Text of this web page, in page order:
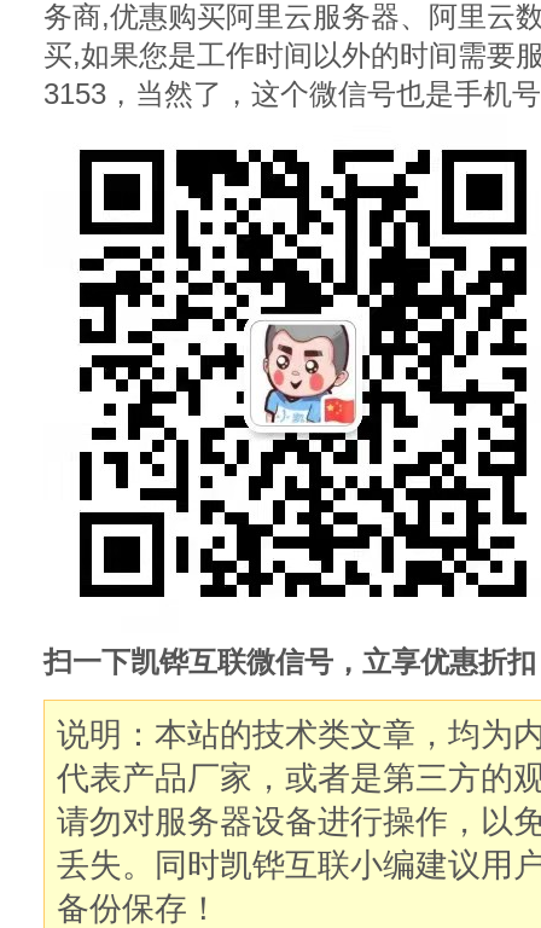
务商,优惠购买阿里云服务器、阿里云
买,如果您是工作时间以外的时间需要
3153，当然了，这个微信号也是手机
扫一下凯铧互联微信号，立享优惠折
说明：本站的技术类文章，均为
代表产品厂家，或者是第三方的
请勿对服务器设备进行操作，以
丢失。同时凯铧互联小编建议用
备份保存！